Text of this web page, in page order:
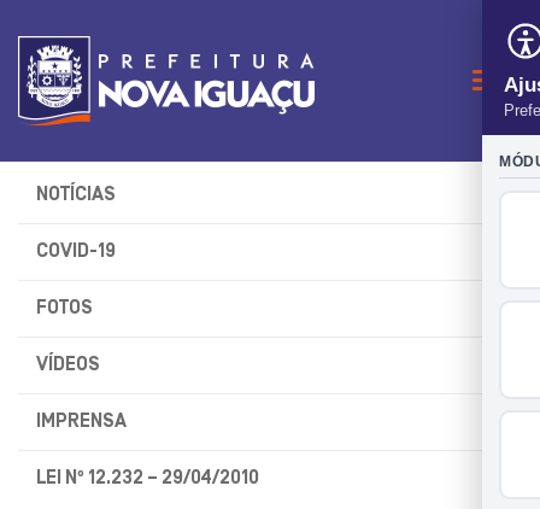
NOTÍCIAS
COVID-19
FOTOS
VÍDEOS
IMPRENSA
LEI Nº 12.232 – 29/04/2010